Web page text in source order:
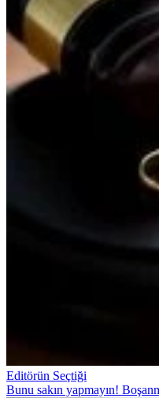
Editörün Seçtiği
Bunu sakın yapmayın!